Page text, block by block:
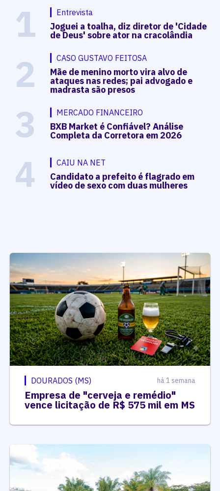
1 Entrevista
Joguei a toalha, diz diretor de 'Cidade
de Deus' sobre ator na cracolândia
2 CASO GUSTAVO FEITOSA
Mãe de menino morto vira alvo de
ataques nas redes; pai advogado e
madrasta são presos
3 MERCADO FINANCEIRO
BXB Market é Confiável? Análise
Completa da Corretora em 2026
4 CAIU NA NET
Candidato a prefeito é flagrado em
vídeo de sexo com duas mulheres
DOURADOS (MS) há 1 semana
Empresa de "cerveja e remédio"
vence licitação de R$ 575 mil em MS